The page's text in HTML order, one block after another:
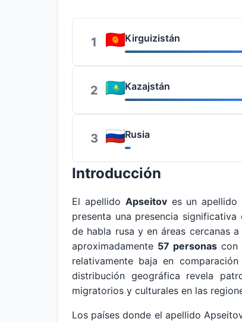
1 Kirguizistán
2 Kazajstán
3 Rusia
Introducción
El apellido Apseitoves un apellido
presenta una presencia
de habla rusa y en áreas cercanas
aproximadamente 57 personas con
relativamente baja en
distribución geográfica revela
migratorios y culturales en las
Los países donde el apellido